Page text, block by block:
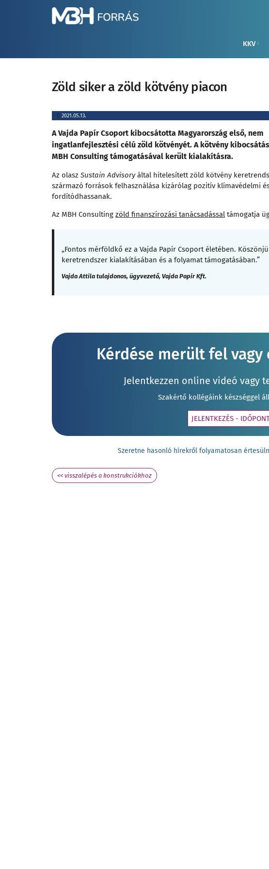
KKV
Zöld siker a zöld kötvény piacon
2021.05.13.
A Vajda Papír Csoport kibocsátotta Magyarország első, nem
ingatlanfejlesztési célú zöld kötvényét. A kötvény
MBH Consulting támogatásával került kialakításra.
Az olasz Sustain Advisoryáltal hitelesített zöld kötvény
származó források felhasználása kizárólag pozitív klímavédelmi
fordítódhassanak.
Az MBH Consulting zöld finanszírozási tanácsadással támogatja
„Fontos mérföldkő ez a Vajda Papír Csoport életében.
keretrendszer kialakításában és a folyamat támogatásában.”
Vajda Attila tulajdonos, ügyvezető, Vajda Papír Kft.
Kérdése merült fel vagy
Jelentkezzen online videó vagy
Szakértő kollégáink készséggel
JELENTKEZÉS -
Szeretne hasonló hírekről folyamatosan
<< visszalépés a konstrukciókhoz